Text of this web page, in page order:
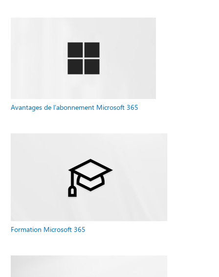
Avantages de l’abonnement Microsoft 365
Formation Microsoft 365